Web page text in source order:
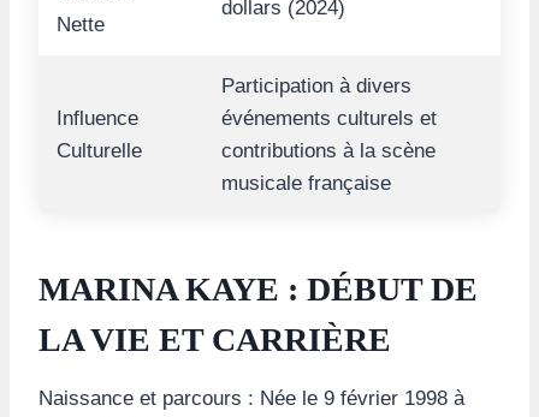
Nette
dollars (2024)
Influence
Culturelle
Participation à divers
événements culturels et
contributions à la scène
musicale française
MARINA KAYE : DÉBUT DE
LA VIE ET CARRIÈRE
Naissance et parcours : Née le 9 février 1998 à